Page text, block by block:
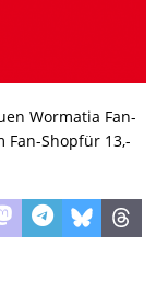
Wormatia Fan-
Fan-Shopfür 13,-